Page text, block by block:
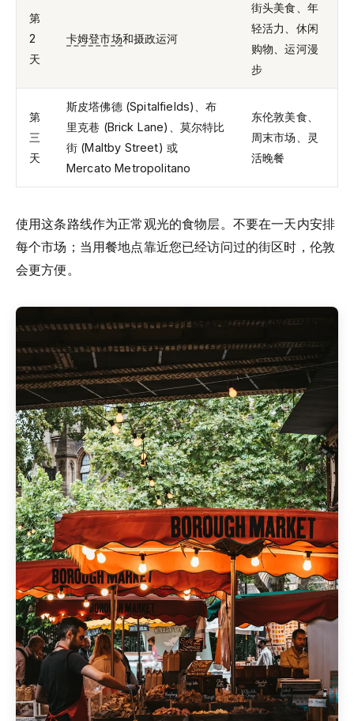
第
2
天
卡姆登市场和摄政运河
街头美食、年
轻活力、休闲
购物、运河漫
步
第
三
天
斯皮塔佛德 (Spitalfields)、布
里克巷 (Brick Lane)、莫尔特比
街 (Maltby Street) 或
Mercato Metropolitano
东伦敦美食、
周末市场、灵
活晚餐
使用这条路线作为正常观光的食物层。不要在一天内安排
每个市场；当用餐地点靠近您已经访问过的街区时，伦敦
会更方便。